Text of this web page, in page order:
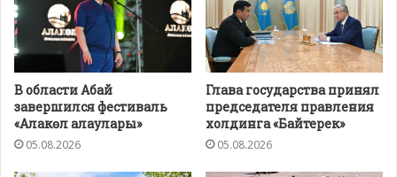
В области Абай
завершился фестиваль
«Алакөл алаулары»
05.08.2026
Глава государства принял
председателя правления
холдинга «Байтерек»
05.08.2026